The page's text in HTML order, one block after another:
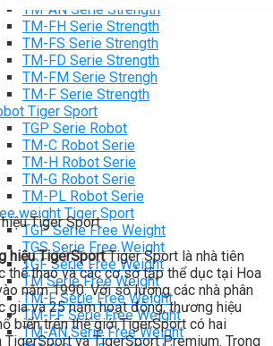
TM-AN Serie Strength
TM-FH Serie Strength
TM-FS Serie Strength
TM-FD Serie Strength
TM-FM Serie Strengh
TM-F Serie Strength
Tiger Sport
TGP Serie Robot
TM-C Robot Serie
TM-H Robot Serie
TM-G Robot Serie
TM-PL Robot Serie
weight Tiger Sport
TGP Serie Free Weight
TGS Serie Free Weight
TGF Serie Free Weight
TM Serie Free Weight
TM-F Serie Free Weight
TM-FF Serie Free Weight
TM-AN Serie Free Weight
Tiger Sport
hiệu TigerSportTiger Sport là nhà tiên
thể thao và các cơ sở tập thể dục tại Hoa
năm 1990. Với số lượng các nhà phân
gia và 25 năm hoạt động, thương hiệu
biến trên thế giới.TigerSport có hai
TigerSport và TigerSport Premium. Trong